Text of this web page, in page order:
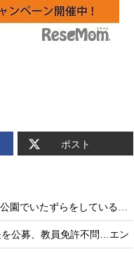
ポスト
【クレーム対応Q＆A】公園でいたずらをしている子供がいる
公募、教員免許不問…エン